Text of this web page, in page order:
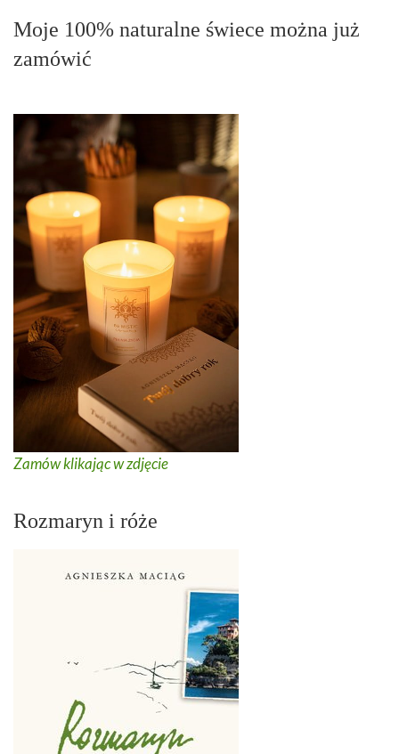
Moje 100% naturalne świece można już
zamówić
Zamów klikając w zdjęcie
Rozmaryn i róże